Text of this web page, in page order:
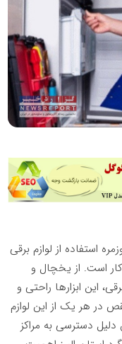
استفاده از لوازم برقی
است. از یخچال و
این ابزارها راحتی و
در هر یک از این لوازم
دسترسی به مراکز